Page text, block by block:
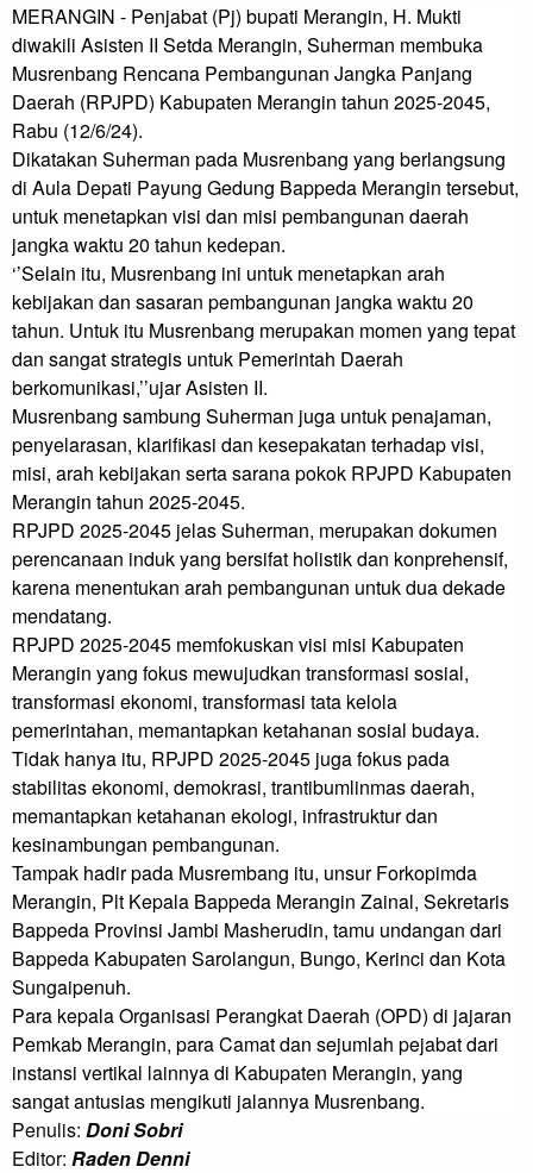
MERANGIN - Penjabat (Pj) bupati Merangin, H. Mukti
diwakili Asisten II Setda Merangin, Suherman membuka
Musrenbang Rencana Pembangunan Jangka Panjang
Daerah (RPJPD) Kabupaten Merangin tahun 2025-2045,
Rabu (12/6/24).
Dikatakan Suherman pada Musrenbang yang berlangsung
di Aula Depati Payung Gedung Bappeda Merangin tersebut,
untuk menetapkan visi dan misi pembangunan daerah
jangka waktu 20 tahun kedepan.
‘’Selain itu, Musrenbang ini untuk menetapkan arah
kebijakan dan sasaran pembangunan jangka waktu 20
tahun. Untuk itu Musrenbang merupakan momen yang tepat
dan sangat strategis untuk Pemerintah Daerah
berkomunikasi,’’ujar Asisten II.
Musrenbang sambung Suherman juga untuk penajaman,
penyelarasan, klarifikasi dan kesepakatan terhadap visi,
misi, arah kebijakan serta sarana pokok RPJPD Kabupaten
Merangin tahun 2025-2045.
RPJPD 2025-2045 jelas Suherman, merupakan dokumen
perencanaan induk yang bersifat holistik dan konprehensif,
karena menentukan arah pembangunan untuk dua dekade
mendatang.
RPJPD 2025-2045 memfokuskan visi misi Kabupaten
Merangin yang fokus mewujudkan transformasi sosial,
transformasi ekonomi, transformasi tata kelola
pemerintahan, memantapkan ketahanan sosial budaya.
Tidak hanya itu, RPJPD 2025-2045 juga fokus pada
stabilitas ekonomi, demokrasi, trantibumlinmas daerah,
memantapkan ketahanan ekologi, infrastruktur dan
kesinambungan pembangunan.
Tampak hadir pada Musrembang itu, unsur Forkopimda
Merangin, Plt Kepala Bappeda Merangin Zainal, Sekretaris
Bappeda Provinsi Jambi Masherudin, tamu undangan dari
Bappeda Kabupaten Sarolangun, Bungo, Kerinci dan Kota
Sungaipenuh.
Para kepala Organisasi Perangkat Daerah (OPD) di jajaran
Pemkab Merangin, para Camat dan sejumlah pejabat dari
instansi vertikal lainnya di Kabupaten Merangin, yang
sangat antusias mengikuti jalannya Musrenbang.
Penulis: Doni Sobri
Editor: Raden Denni